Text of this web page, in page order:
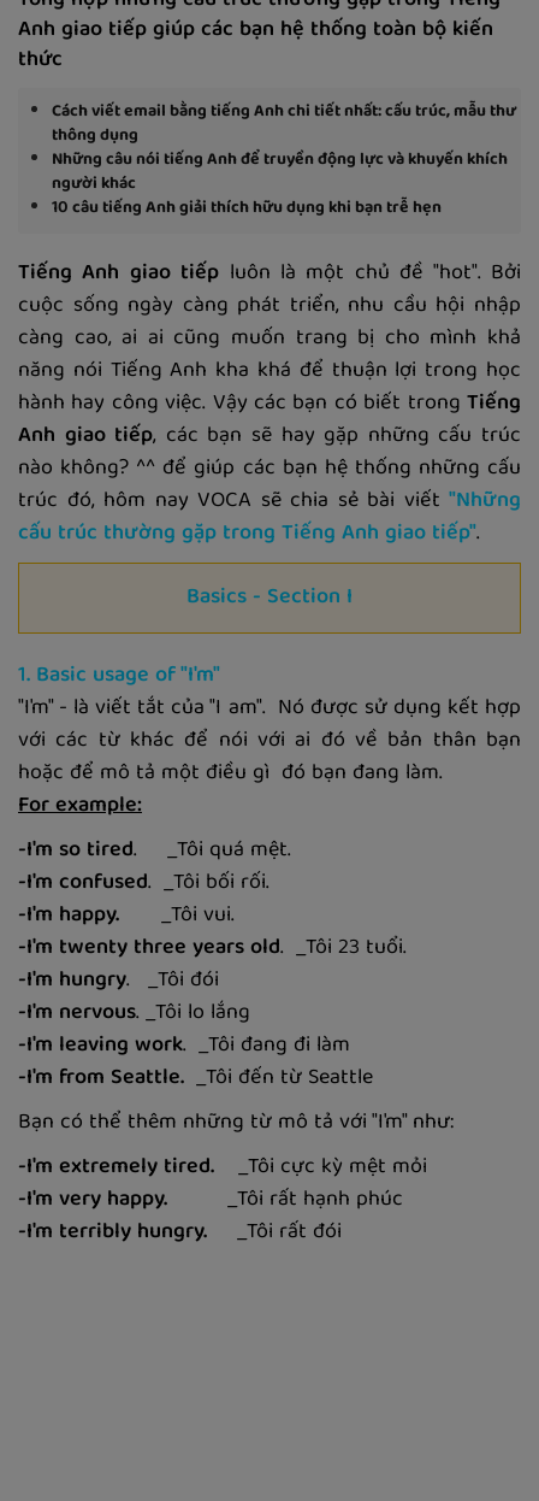
Anh giao tiếp giúp các bạn hệ thống toàn bộ kiến
thức
Cách viết email bằng tiếng Anh chi tiết nhất: cấu trúc, mẫu thư
thông dụng
Những câu nói tiếng Anh để truyền động lực và khuyến khích
người khác
10 câu tiếng Anh giải thích hữu dụng khi bạn trễ hẹn
Tiếng Anh giao tiếp luôn là một chủ đề "hot". Bởi
cuộc sống ngày càng phát triển, nhu cầu hội nhập
càng cao, ai ai cũng muốn trang bị cho mình khả
năng nói Tiếng Anh kha khá để thuận lợi trong học
hành hay công việc. Vậy các bạn có biết trongTiếng
Anh giao tiếp, các bạn sẽ hay gặp những cấu trúc
nào không? ^^ để giúp các bạn hệ thống những cấu
trúc đó, hôm nay VOCA sẽ chia sẻ bài viết "Những
cấu trúc thường gặp trong Tiếng Anh giao tiếp".
Basics - Section I
1. Basic usage of "I'm"
"I'm" - là viết tắt của "I am". Nó được sử dụng kết hợp
với các từ khác để nói với ai đó về bản thân bạn
hoặc để mô tả một điều gì đó bạn đang làm.
For example:
-I'm so tired. _Tôi quá mệt.
-I'm confused. _Tôi bối rối.
-I'm happy. _Tôi vui.
-I'm twenty three years old. _Tôi 23 tuổi.
-I'm hungry. _Tôi đói
-I'm nervous. _Tôi lo lắng
-I'm leaving work. _Tôi đang đi làm
-I'm from Seattle. _Tôi đến từ Seattle
Bạn có thể thêm những từ mô tả với "I'm" như:
-I'm extremely tired. _Tôi cực kỳ mệt mỏi
-I'm very happy. _Tôi rất hạnh phúc
-I'm terribly hungry. _Tôi rất đói